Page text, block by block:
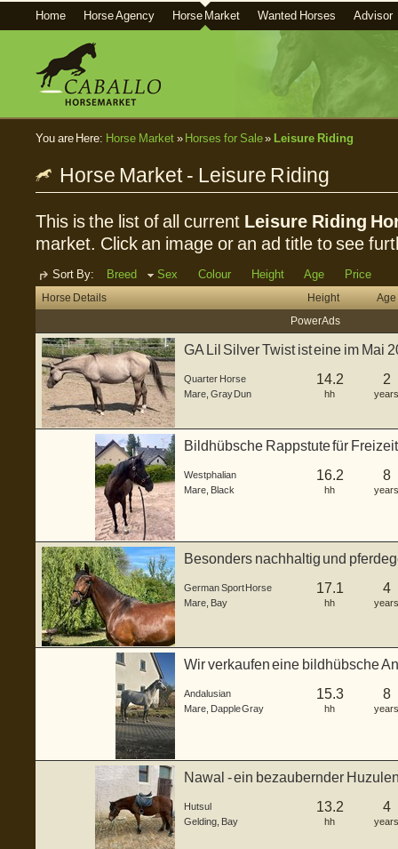
Home Horse Agency Horse Market Wanted Horses Advisor
You are Here: Horse Market» Horses for Sale» Leisure Riding
Horse Market - Leisure Riding
This is the list of all current Leisure Riding
market. Click an image or an ad title to see
Sort By: Breed Sex Colour Height Age Price
Horse Details Height
Age
Power Ads
GA Lil Silver Twist ist eine im Mai
Quarter Horse
Mare Gray Dun
14.2
hh
2
years
Bildhübsche Rappstute für
Westphalian
Mare Black
16.2
hh
8
years
Besonders nachhaltig und
German Sport Horse
Mare Bay
17.1
hh
4
years
Wir verkaufen eine bildhübsche
Andalusian
Mare Dapple Gray
15.3
hh
8
years
Nawal - ein bezaubernder
Hutsul
Gelding Bay
13.2
hh
4
years